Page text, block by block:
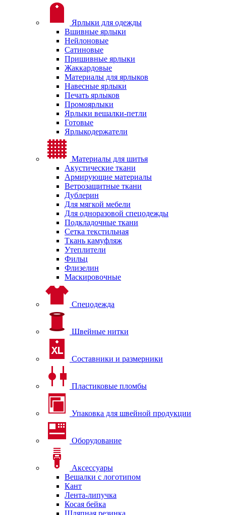
Ярлыки для одежды
Вшивные ярлыки
Нейлоновые
Сатиновые
Пришивные ярлыки
Жаккардовые
Материалы для ярлыков
Навесные ярлыки
Печать ярлыков
Промоярлыки
Ярлыки вешалки-петли
Готовые
Ярлыкодержатели
Материалы для шитья
Акустические ткани
Армирующие материалы
Ветрозащитные ткани
Дублерин
Для мягкой мебели
Для одноразовой спецодежды
Подкладочные ткани
Сетка текстильная
Ткань камуфляж
Утеплители
Фильц
Флизелин
Маскировочные
Спецодежда
Швейные нитки
Составники и размерники
Пластиковые пломбы
Упаковка для швейной продукции
Оборудование
Аксессуары
Вешалки с логотипом
Кант
Лента-липучка
Косая бейка
Шляпная резинка